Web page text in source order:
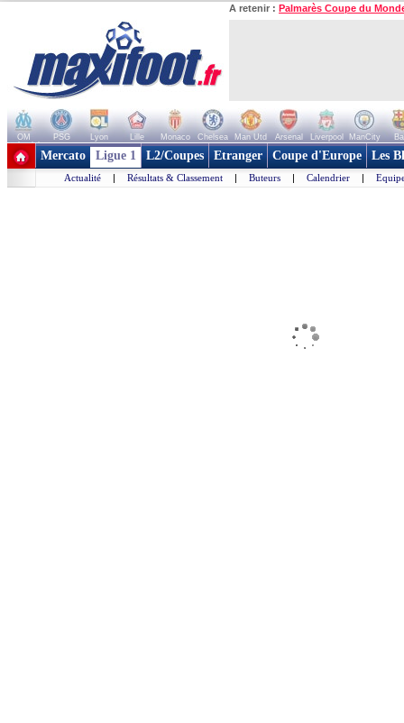
A retenir : Palmarès Coupe du
OM PSG Lyon Lille Monaco Chelsea Man Utd Arsenal Liverpool ManCity
+ de clubs
Mercato Ligue 1 L2/Coupes Etranger Coupe d'Europe Les
Actualité | Résultats & Classement | Buteurs | Calendrier |